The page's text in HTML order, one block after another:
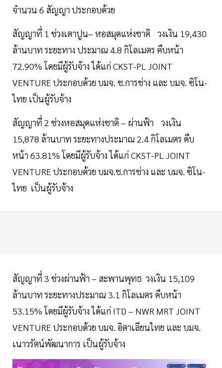
จำนวน 6 สัญญา ประกอบด้วย
สัญญาที่ 1 ช่วงเตาปูน– หอสมุดแห่งชาติ วงเงิน 19,430
ล้านบาท ระยะทาง ประมาณ 4.8 กิโลเมตร คืบหน้า
72.90% โดยมีผู้รับจ้าง ได้แก่ CKST-PL JOINT
VENTURE ประกอบด้วย บมจ. ช.การช่าง และ บมจ. ซิโน-
ไทย เป็นผู้รับจ้าง
สัญญาที่ 2 ช่วงหอสมุดแห่งชาติ – ผ่านฟ้า วงเงิน
15,878 ล้านบาท ระยะทางประมาณ 2.4 กิโลเมตร คืบ
หน้า 63.81% โดยมีผู้รับจ้าง ได้แก่ CKST-PL JOINT
VENTURE ประกอบด้วย บมจ.ช.การช่าง และ บมจ. ซิโน-
ไทย เป็นผู้รับจ้าง
สัญญาที่ 3 ช่วงผ่านฟ้า – สะพานพุทธ วงเงิน 15,109
ล้านบาท ระยะทางประมาณ 3.1 กิโลเมตร คืบหน้า
53.15% โดยมีผู้รับจ้าง ได้แก่ ITD – NWR MRT JOINT
VENTURE ประกอบด้วย บมจ. อิตาเลียนไทย และ บมจ.
เนาวรัตน์พัฒนาการ เป็นผู้รับจ้าง